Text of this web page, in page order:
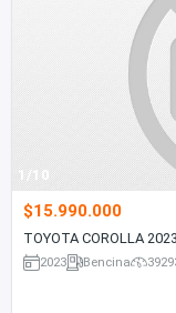
1/10
$15.990.000
TOYOTA COROLLA 2023
2023 Bencina